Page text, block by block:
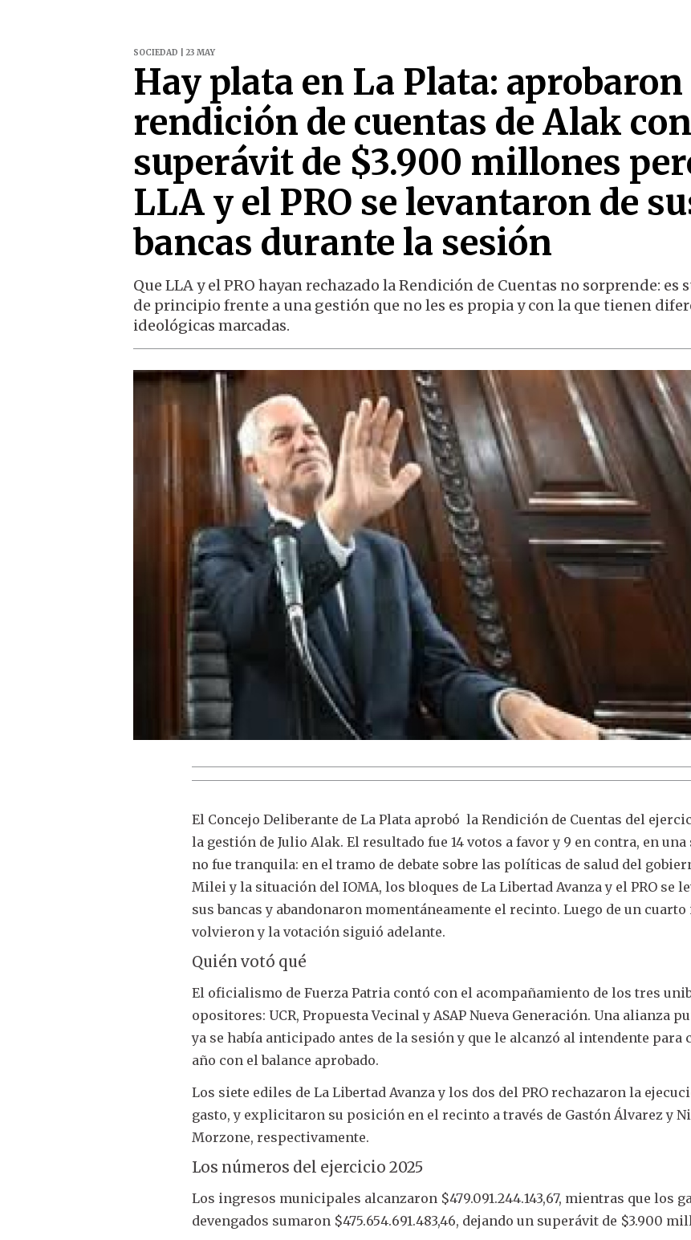
SOCIEDAD | 23 MAY
Hay plata en La Plata: aprobaron
rendición de cuentas de Alak
superávit de $3.900 millones
LLA y el PRO se levantaron de
bancas durante la sesión
Que LLA y el PRO hayan rechazado la Rendición de Cuentas no sorprende: es
de principio frente a una gestión que no les es propia y con la que tienen
ideológicas marcadas.
El Concejo Deliberante de La Plata aprobó la Rendición de Cuentas del
la gestión de Julio Alak. El resultado fue 14 votos a favor y 9 en contra, en una
no fue tranquila: en el tramo de debate sobre las políticas de salud del
Milei y la situación del IOMA, los bloques de La Libertad Avanza y el PRO se
sus bancas y abandonaron momentáneamente el recinto. Luego de un
volvieron y la votación siguió adelante.
Quién votó qué
El oficialismo de Fuerza Patria contó con el acompañamiento de los tres
opositores: UCR, Propuesta Vecinal y ASAP Nueva Generación. Una alianza
ya se había anticipado antes de la sesión y que le alcanzó al intendente para
año con el balance aprobado.
Los siete ediles de La Libertad Avanza y los dos del PRO rechazaron la
gasto, y explicitaron su posición en el recinto a través de Gastón Álvarez y
Morzone, respectivamente.
Los números del ejercicio 2025
Los ingresos municipales alcanzaron $479.091.244.143,67, mientras que los
devengados sumaron $475.654.691.483,46, dejando un superávit de $3.900